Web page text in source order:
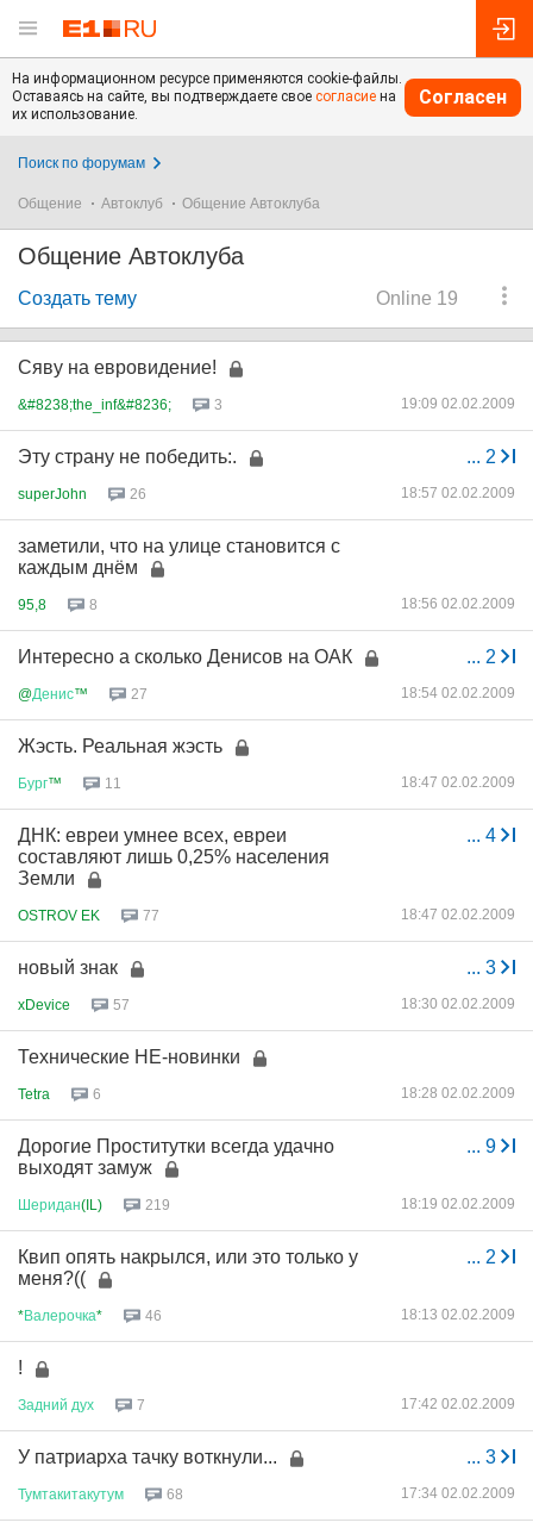
На информационном ресурсе применяются cookie-файлы.
Оставаясь на сайте, вы подтверждаете свое согласие на
их использование.
Согласен
Поиск по форумам
Общение Автоклуб Общение Автоклуба
Общение Автоклуба
Online 19
Создать тему
Сяву на евровидение!
&#8238;the_inf&#8236; 3 19:09 02.02.2009
... 2
Эту страну не победить:.
superJohn 26 18:57 02.02.2009
заметили, что на улице становится с
каждым днём
95,8 8 18:56 02.02.2009
... 2
Интересно а сколько Денисов на ОАК
@Денис™ 27 18:54 02.02.2009
Жэсть. Реальная жэсть
Бург™ 11 18:47 02.02.2009
... 4
ДНК: евреи умнее всех, евреи
составляют лишь 0,25% населения
Земли
OSTROV EK 77 18:47 02.02.2009
... 3
новый знак
xDevice 57 18:30 02.02.2009
Технические НЕ-новинки
Tetra 6 18:28 02.02.2009
... 9
Дорогие Проститутки всегда удачно
выходят замуж
Шеридан(IL) 219 18:19 02.02.2009
... 2
Квип опять накрылся, или это только у
меня?((
*Валерочка* 46 18:13 02.02.2009
!
Задний дух 7 17:42 02.02.2009
... 3
У патриарха тачку воткнули...
Тумтакитакутум 68 17:34 02.02.2009